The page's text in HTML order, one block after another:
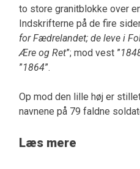
to store granitblokke over
Indskrifterne på de fire
for Fædrelandet; de leve i
Ære og Ret”; mod vest ”
”1864”.
Op mod den lille høj er
navnene på 79 faldne
Læs mere